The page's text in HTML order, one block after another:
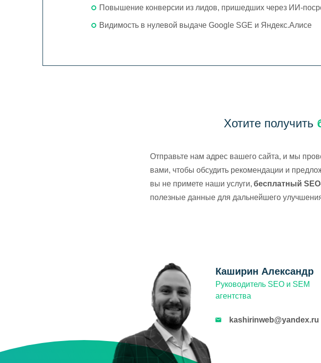
Повышение конверсии из лидов, пришедших через ИИ-
Видимость в нулевой выдаче Google SGE и Яндекс.Алисе
Хотите получить
Отправьте нам адрес вашего сайта, и мы
вами, чтобы обсудить рекомендации и
вы не примете наши услуги, бесплатный
полезные данные для дальнейшего
Каширин Александр
Руководитель SEO и SEM
агентства
kashirinweb@yandex.ru